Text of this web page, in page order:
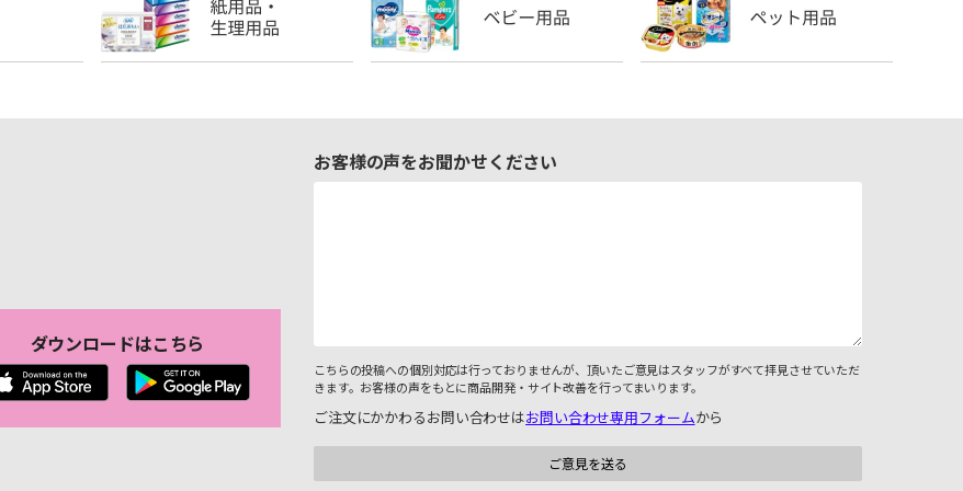
ダウンロードはこちら
お客様の声をお聞かせください
こちらの投稿への個別対応は行っておりませんが、頂いたご意見はスタッフがすべて拝見させていただ
きます。お客様の声をもとに商品開発・サイト改善を行ってまいります。
ご注文にかかわるお問い合わせはお問い合わせ専用フォームから